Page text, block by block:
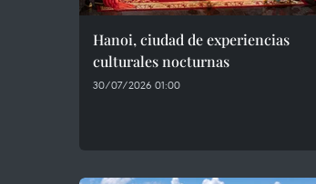
Hanoi, ciudad de experiencias
culturales nocturnas
30/07/2026 01:00